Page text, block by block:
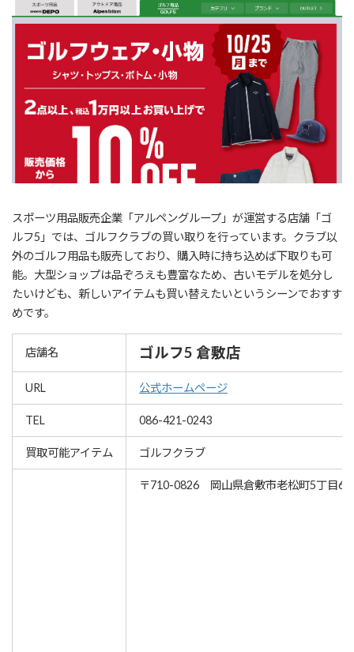
スポーツ用品販売企業「アルペングループ」が運営する店舗「ゴ
ルフ5」では、ゴルフクラブの買い取りを行っています。クラブ以
外のゴルフ用品も販売しており、購入時に持ち込めば下取りも可
能。大型ショップは品ぞろえも豊富なため、古いモデルを処分し
たいけども、新しいアイテムも買い替えたいというシーンでおすす
めです。
店舗名 ゴルフ5 倉敷店
URL 公式ホームページ
TEL 086-421-0243
買取可能アイテム ゴルフクラブ
〒710-0826 岡山県倉敷市老松町5丁目